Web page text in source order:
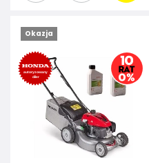
Okazja